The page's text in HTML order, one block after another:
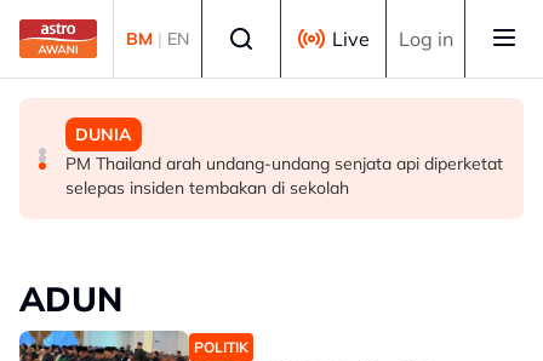
Skip to main content
BM | EN Live Log in
MALAYSIA
Berita tempatan pilihan sepanjang hari ini
MALAYSIA
Pengacara, ahli perniagaan ditahan bantu siasatan
audio siar sentuh isu sensitiviti agama
DUNIA
PM Thailand arah undang-undang senjata api diperketat
selepas insiden tembakan di sekolah
ADUN
POLITIK